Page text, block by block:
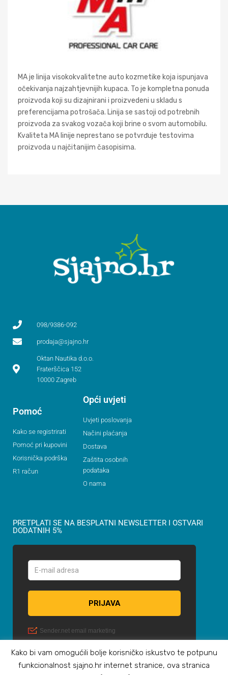
MA je linija visokokvalitetne auto kozmetike koja ispunjava
očekivanja najzahtjevnijih kupaca. To je kompletna ponuda
proizvoda koji su dizajnirani i proizvedeni u skladu s
preferencijama potrošača. Linija se sastoji od potrebnih
proizvoda za svakog vozača koji brine o svom automobilu.
Kvaliteta MA linije neprestano se potvrđuje testovima
proizvoda u najčitanijim časopisima.
098/9386-092
prodaja@sjajno.hr
Oktan Nautika d.o.o.
Fraterščica 152
10000 Zagreb
Pomoć
Kako se registrirati
Pomoć pri kupovini
Korisnička podrška
R1 račun
Opći uvjeti
Uvjeti poslovanja
Načini plaćanja
Dostava
Zaštita osobnih
podataka
O nama
PRETPLATI SE NA BESPLATNI NEWSLETTER I OSTVARI
DODATNIH 5%
Kako bi vam omogućili bolje korisničko iskustvo te potpunu
funkcionalnost sjajno.hr internet stranice, ova stranica